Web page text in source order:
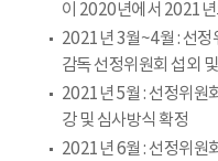
이 2020년에서 2021년
2021년 3월~4월 : 선정
감독 선정위원회 섭외
2021년 5월 : 선정위원
강 및 심사방식 확정
2021년 6월 : 선정위원